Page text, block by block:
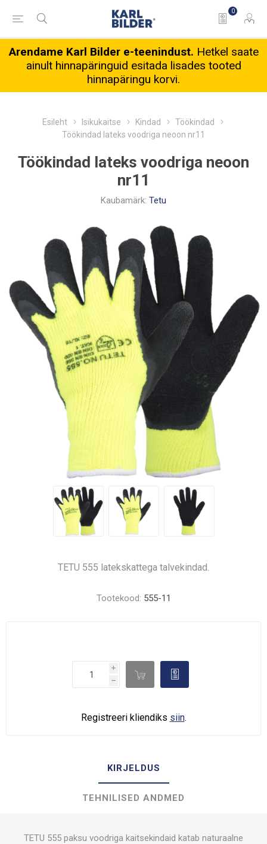
0
Arendame Karl Bilder e-teenindust. Hetkel saate
ainult hinnapäringuid esitada lisades tooted
hinnapäringu korvi.
Esileht Isikukaitse Kindad
Töökindad
Töökindad lateks voodriga neoon nr11
Töökindad lateks voodriga neoon
nr11
Kaubamärk: Tetu
TETU 555 latekskattega talvekindad.
Tootekood: 555-11
i
h
d 
Registreeri kliendiks siin.
KIRJELDUS
TEHNILISED ANDMED
TETU 555 paksu voodriga kaitsekindaid katab naturaalne